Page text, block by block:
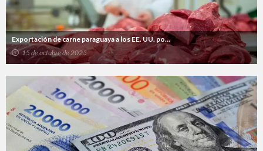
Exportación de carne paraguaya a los EE. UU. po...
15 de octubre de 2025